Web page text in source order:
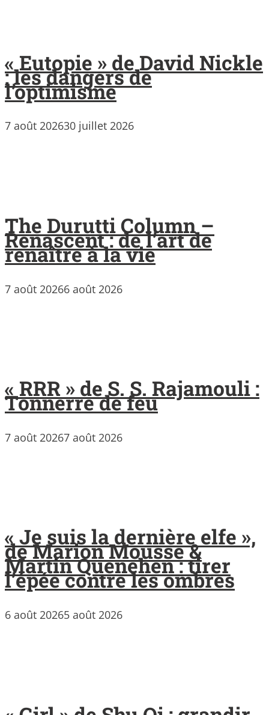
« Eutopie » de David Nickle
: les dangers de
l’optimisme
7 août 202630 juillet 2026
The Durutti Column –
Renascent : de l’art de
renaître à la vie
7 août 20266 août 2026
« RRR » de S. S. Rajamouli :
Tonnerre de feu
7 août 20267 août 2026
« Je suis la dernière elfe »,
de Marion Mousse &
Martin Quenehen : tirer
l’épée contre les ombres
6 août 20265 août 2026